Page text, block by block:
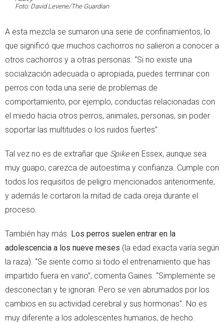
Foto: David Levene/The Guardian
A esta mezcla se sumaron una serie de confinamientos, lo
que significó que muchos cachorros no salieron a conocer a
otros cachorros y a otras personas. “Si no existe una
socialización adecuada o apropiada, puedes terminar con
perros con toda una serie de problemas de
comportamiento, por ejemplo, conductas relacionadas con
el miedo hacia otros perros, animales, personas, sin poder
soportar las multitudes o los ruidos fuertes”.
Tal vez no es de extrañar que Spikeen Essex, aunque sea
muy guapo, carezca de autoestima y confianza. Cumple con
todos los requisitos de peligro mencionados anteriormente,
y además le cortaron la mitad de cada oreja durante el
proceso.
También hay más. Los perros suelen entrar en la
adolescencia a los nueve meses (la edad exacta varía según
la raza). “Se siente como si todo el entrenamiento que has
impartido fuera en vano”, comenta Gaines. “Simplemente se
desconectan y te ignoran. Pero se ven abrumados por los
cambios en su actividad cerebral y sus hormonas”. No es
muy diferente a los adolescentes humanos, de hecho.